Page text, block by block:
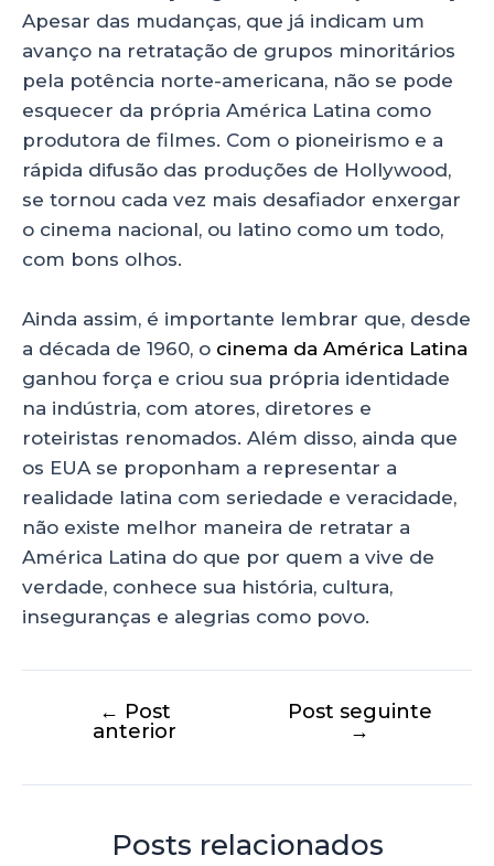
Apesar das mudanças, que já indicam um
avanço na retratação de grupos minoritários
pela potência norte-americana, não se pode
esquecer da própria América Latina como
produtora de filmes. Com o pioneirismo e a
rápida difusão das produções de Hollywood,
se tornou cada vez mais desafiador enxergar
o cinema nacional, ou latino como um todo,
com bons olhos.
Ainda assim, é importante lembrar que, desde
a década de 1960, o cinema da América Latina
ganhou força e criou sua própria identidade
na indústria, com atores, diretores e
roteiristas renomados. Além disso, ainda que
os EUA se proponham a representar a
realidade latina com seriedade e veracidade,
não existe melhor maneira de retratar a
América Latina do que por quem a vive de
verdade, conhece sua história, cultura,
inseguranças e alegrias como povo.
← Post
anterior
Post seguinte
→
Posts relacionados